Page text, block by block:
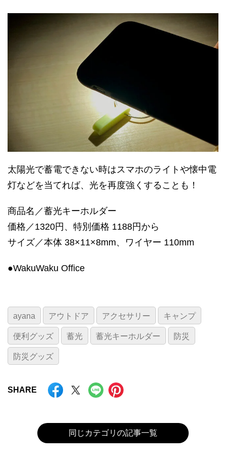
太陽光で蓄電できない時はスマホのライトや懐中電
灯などを当てれば、光を再度強くすることも！
商品名／蓄光キーホルダー
価格／1320円、特別価格 1188円から
サイズ／本体 38×11×8mm、ワイヤー 110mm
●WakuWaku Office
ayana アウトドア アクセサリー キャンプ
便利グッズ 蓄光 蓄光キーホルダー 防災
防災グッズ
SHARE
同じカテゴリの記事一覧